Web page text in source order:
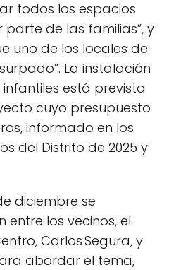
todos los espacios
de las familias”, y
uno de los locales de
La instalación
está prevista
cuyo presupuesto
informado en los
del Distrito de 2025 y
diciembre se
los vecinos, el
Carlos Segura, y
abordar el tema,